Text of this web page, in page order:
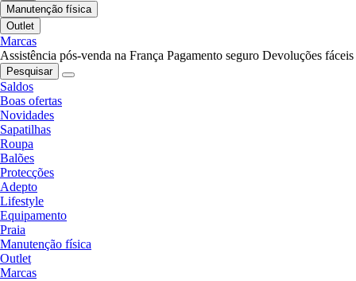
Manutenção física
Outlet
Marcas
Assistência pós-venda na França Pagamento seguro Devoluções fáceis
Pesquisar
Saldos
Boas ofertas
Novidades
Sapatilhas
Roupa
Balões
Protecções
Adepto
Lifestyle
Equipamento
Praia
Manutenção física
Outlet
Marcas